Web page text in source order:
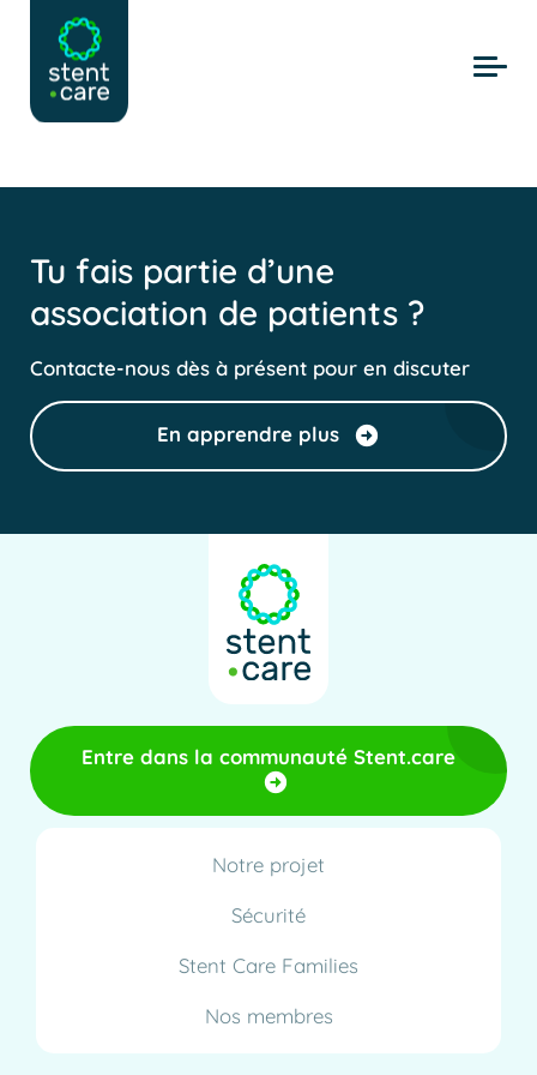
Skip to main content
Tu fais partie d’une
association de patients ?
Contacte-nous dès à présent pour en discuter
En apprendre plus
Entre dans la communauté Stent.care
Notre projet
Sécurité
Stent Care Families
Nos membres